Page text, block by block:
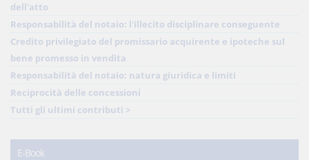
dell'atto
Responsabilità del notaio: l'illecito disciplinare conseguente
Credito privilegiato del promissario acquirente e ipoteche sul
bene promesso in vendita
Responsabilità del notaio: natura giuridica e limiti
Reciprocità delle concessioni
Tutti gli ultimi contributi >
E-Book